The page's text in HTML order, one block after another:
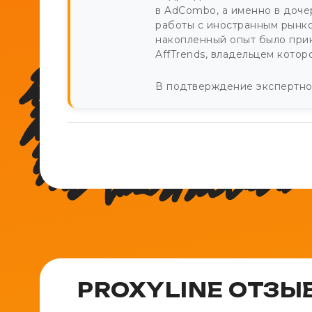
в AdCombo, а именно в
работы с иностранным
накопленный опыт было
AffTrends, владельцем
В подтверждение
PROXYLINE